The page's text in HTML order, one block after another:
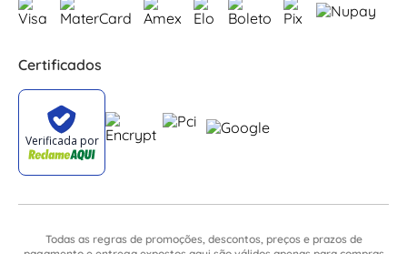
Certificados
Todas as regras de promoções, descontos, preços e prazos de